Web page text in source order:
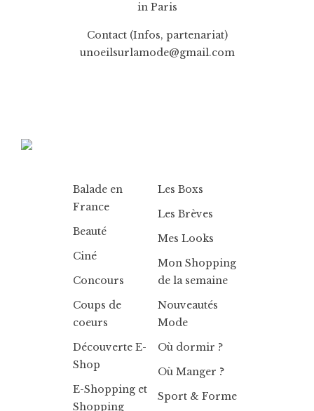
in Paris
Contact (Infos, partenariat)
unoeilsurlamode@gmail.com
Balade en
France
Beauté
Ciné
Concours
Coups de
coeurs
Découverte E-
Shop
E-Shopping et
Shopping
Les Boxs
Les Brèves
Mes Looks
Mon Shopping
de la semaine
Nouveautés
Mode
Où dormir ?
Où Manger ?
Sport & Forme